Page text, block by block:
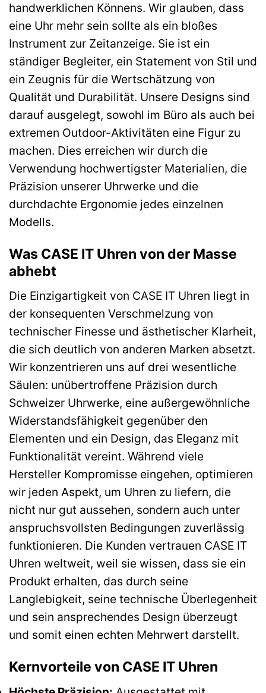
handwerklichen Könnens. Wir glauben, dass
eine Uhr mehr sein sollte als ein bloßes
Instrument zur Zeitanzeige. Sie ist ein
ständiger Begleiter, ein Statement von Stil und
ein Zeugnis für die Wertschätzung von
Qualität und Durabilität. Unsere Designs sind
darauf ausgelegt, sowohl im Büro als auch bei
extremen Outdoor-Aktivitäten eine Figur zu
machen. Dies erreichen wir durch die
Verwendung hochwertigster Materialien, die
Präzision unserer Uhrwerke und die
durchdachte Ergonomie jedes einzelnen
Modells.
Was CASE IT Uhren von der Masse
abhebt
Die Einzigartigkeit von CASE IT Uhren liegt in
der konsequenten Verschmelzung von
technischer Finesse und ästhetischer Klarheit,
die sich deutlich von anderen Marken absetzt.
Wir konzentrieren uns auf drei wesentliche
Säulen: unübertroffene Präzision durch
Schweizer Uhrwerke, eine außergewöhnliche
Widerstandsfähigkeit gegenüber den
Elementen und ein Design, das Eleganz mit
Funktionalität vereint. Während viele
Hersteller Kompromisse eingehen, optimieren
wir jeden Aspekt, um Uhren zu liefern, die
nicht nur gut aussehen, sondern auch unter
anspruchsvollsten Bedingungen zuverlässig
funktionieren. Die Kunden vertrauen CASE IT
Uhren weltweit, weil sie wissen, dass sie ein
Produkt erhalten, das durch seine
Langlebigkeit, seine technische Überlegenheit
und sein ansprechendes Design überzeugt
und somit einen echten Mehrwert darstellt.
Kernvorteile von CASE IT Uhren